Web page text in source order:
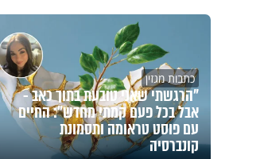
כתבות מגזין
"הרגשתי שאני טובעת בתוך כאב -
אבל בכל פעם קמתי מחדש": החיים
עם פוסט טראומה ותסמונת
קונברסיה